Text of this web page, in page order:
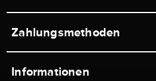
Zahlungsmethoden
Informationen